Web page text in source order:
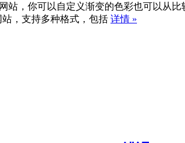
站，你可以自定义渐变的色彩也可以从
站，支持多种格式，包括 详情 »